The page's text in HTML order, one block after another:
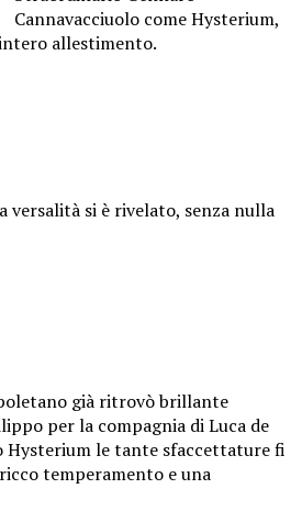
Cannavacciuolo come Hysterium,
allestimento.
versalità si è rivelato, senza nulla
già ritrovò brillante
per la compagnia di Luca de
Hysterium le tante sfaccettature fi
temperamento e una